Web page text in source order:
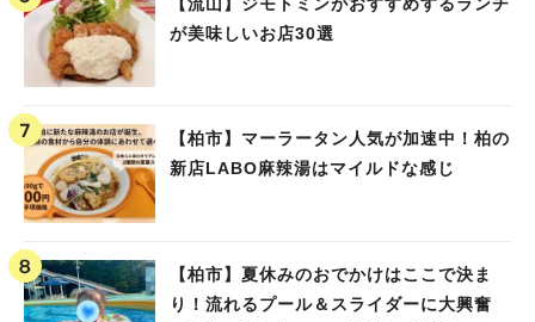
【流山】ジモトミンがおすすめするランチ
が美味しいお店30選
【柏市】マーラータン人気が加速中！柏の
新店LABO麻辣湯はマイルドな感じ
【柏市】夏休みのおでかけはここで決ま
り！流れるプール＆スライダーに大興奮